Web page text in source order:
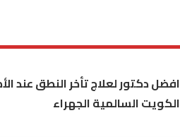
افضل دكتور لعلاج تأخر النطق عند
الكويت السالمية الجهراء